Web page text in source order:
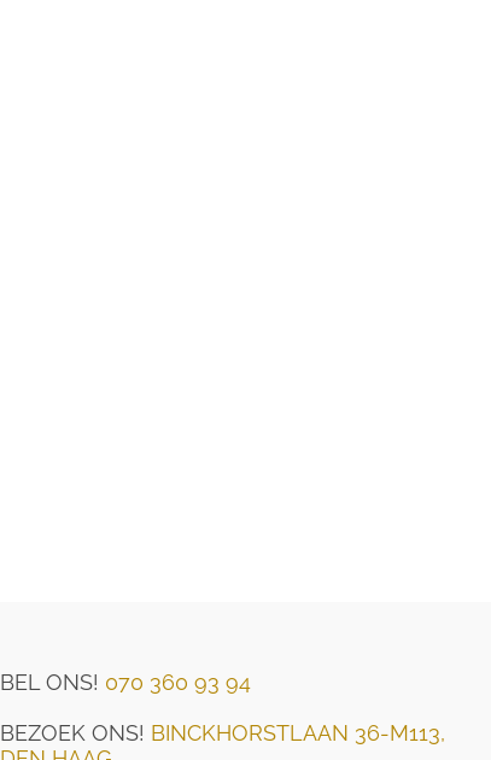
BEL ONS! 070 360 93 94
BEZOEK ONS! BINCKHORSTLAAN 36-M113,